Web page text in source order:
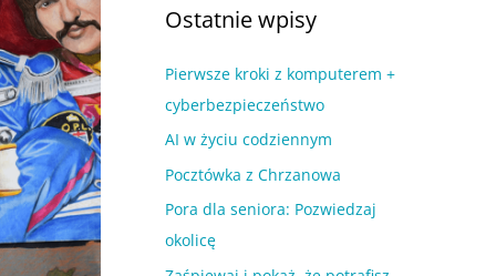
a
d
l
a
:
Ostatnie wpisy
Pierwsze kroki z komputerem +
cyberbezpieczeństwo
AI w życiu codziennym
Pocztówka z Chrzanowa
Pora dla seniora: Pozwiedzaj
okolicę
u
s
ó
w